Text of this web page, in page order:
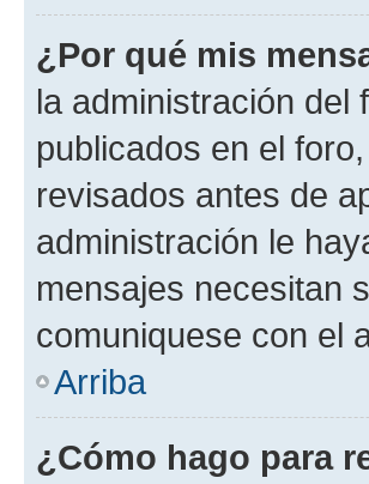
¿Por qué mis
la administración del
publicados en el
revisados antes de
administración le
mensajes necesitan
comuniquese con el
Arriba
¿Cómo hago para